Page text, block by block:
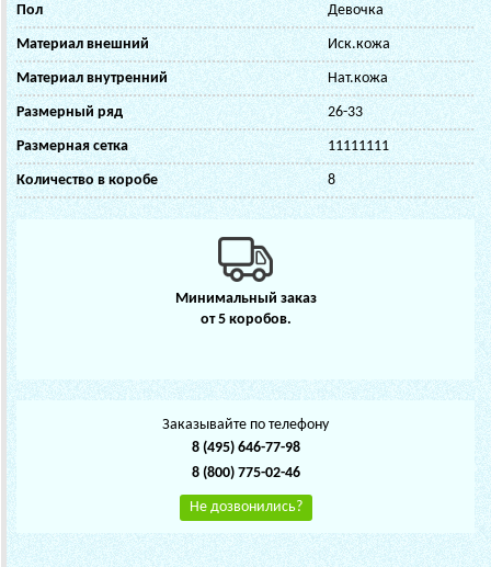
Пол Девочка
Материал внешний Иск.кожа
Материал внутренний Нат.кожа
Размерный ряд 26-33
Размерная сетка 11111111
Количество в коробе 8
Минимальный заказ
от 5 коробов.
Заказывайте по телефону
8 (495) 646-77-98
8 (800) 775-02-46
Не дозвонились?